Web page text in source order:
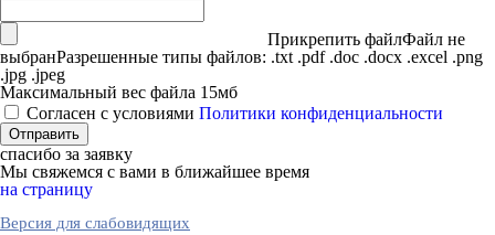
Прикрепить файлФайл не
выбранРазрешенные типы файлов: .txt .pdf .doc .docx .excel .png
.jpg .jpeg
Максимальный вес файла 15мб
Согласен с условиями Политики конфиденциальности
спасибо за заявку
Мы свяжемся с вами в ближайшее время
на страницу
Версия для слабовидящих